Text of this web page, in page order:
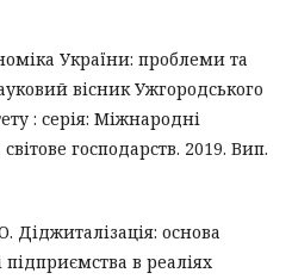
України: проблеми та
вісник Ужгородського
: серія: Міжнародні
господарств. 2019. Вип.
Діджиталізація: основа
в реаліях